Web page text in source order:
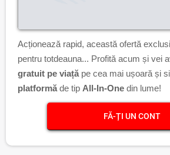
Acționează rapid, această ofertă
pentru totdeauna... Profită acum și vei
gratuit pe viață pe cea mai ușoară și
platformă de tip All-In-One din lume!
FĂ-ȚI UN CONT